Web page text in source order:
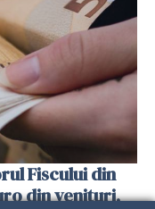
Fiscului din
din venituri,